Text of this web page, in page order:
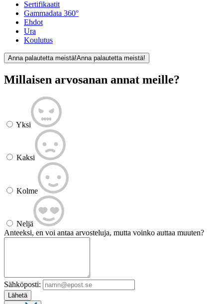
Sertifikaatit
Gammadata 360°
Ehdot
Ura
Koulutus
Anna palautetta meistä!Anna palautetta meistä!
Millaisen arvosanan annat meille?
Yksi
Kaksi
Kolme
Neljä
Anteeksi, en voi antaa arvosteluja, mutta voinko auttaa muuten?
Sähköposti:
Lähetä